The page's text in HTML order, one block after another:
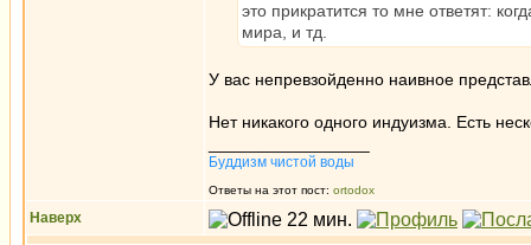
это прикратится то мне ответят:
мира, и тд.
У вас непревзойденно наивное
Нет никакого одного индуизма. Есть
Буддизм чистой воды
Ответы на этот пост: ortodox
Наверх